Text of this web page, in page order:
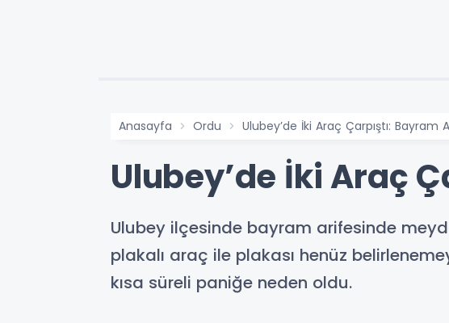
Anasayfa Ordu Ulubey’de İki Araç Çarpıştı: Bayram
Ulubey’de İki Araç
Ulubey ilçesinde bayram arifesinde
plakalı araç ile plakası henüz
kısa süreli paniğe neden oldu.